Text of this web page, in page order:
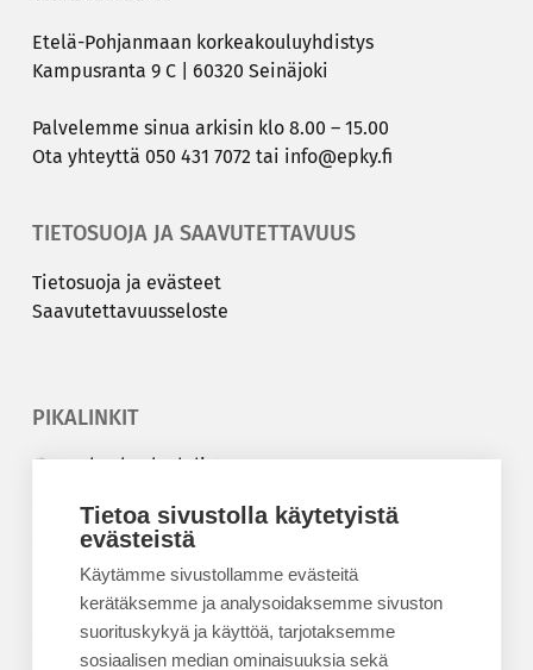
Tietoa sivustolla käytetyistä
evästeistä
Käytämme sivustollamme evästeitä
kerätäksemme ja analysoidaksemme sivuston
suorituskykyä ja käyttöä, tarjotaksemme
sosiaalisen median ominaisuuksia sekä
Etelä-​Pohjanmaan kor­kea­kou­lu­yh­dis­tys
Kam­pus­ran­ta 9 C | 60320 Sei­nä­jo­ki
Pal­ve­lem­me sinua ar­ki­sin klo 8.00 – 15.00
Ota yh­teyt­tä 050 431 7072 tai info@epky.fi
TIETOSUOJA JA SAAVUTETTAVUUS
Tie­to­suo­ja ja eväs­teet
Saa­vu­tet­ta­vuus­se­los­te
PIKALINKIT
Korkeakouluyhdistys
Kesäyliopisto
Epanet
BLOGIT
Kesäyliopiston blogi